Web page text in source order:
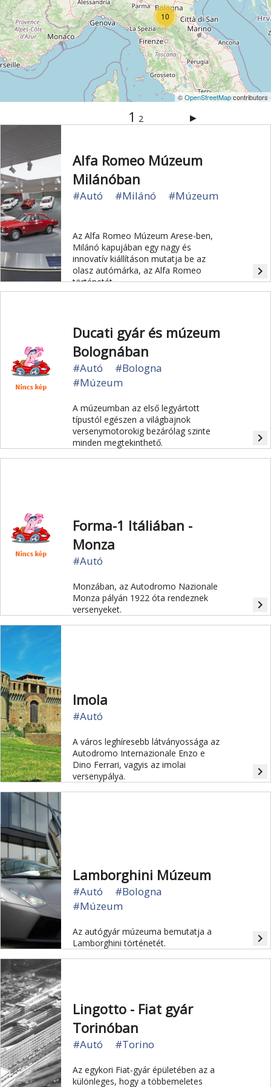
Szentek és ereklyék Szicília Sziget
Szirt és fok Szurdok Tavak
Templom és kolostor Tengerpart Természet
Torino Toszkán tengerpart Toszkána
Trentino Trieszt Túra Üdülési kártya
Ünnepek Vár és kastély
Verona Világörökség Vízesés
Zöldturista
10
©OpenStreetMapcontributors
1 2 ▶
Alfa Romeo Múzeum
Milánóban
#Autó #Milánó #Múzeum
Az Alfa Romeo Múzeum Arese-ben,
Milánó kapujában egy nagy és
innovatív kiállításon mutatja be az
olasz autómárka, az Alfa Romeo
történetét.
navigate_next
Ducati gyár és múzeum
Bolognában
#Autó
#Bologna
#Múzeum
A múzeumban az első legyártott
típustól egészen a világbajnok
versenymotorokig bezárólag szinte
minden megtekinthető.
navigate_next
Forma-1 Itáliában -
Monza
#Autó
Monzában, az Autodromo Nazionale
Monza pályán 1922 óta rendeznek
versenyeket.
navigate_next
Imola
#Autó
A város leghíresebb látványossága az
Autodromo Internazionale Enzo e
Dino Ferrari, vagyis az imolai
versenypálya.
navigate_next
Lamborghini Múzeum
#Autó
#Bologna
#Múzeum
Az autógyár múzeuma bemutatja a
Lamborghini történetét.
navigate_next
Lingotto - Fiat gyár
Torinóban
#Autó #Torino
Az egykori Fiat-gyár épületében az a
különleges, hogy a többemeletes